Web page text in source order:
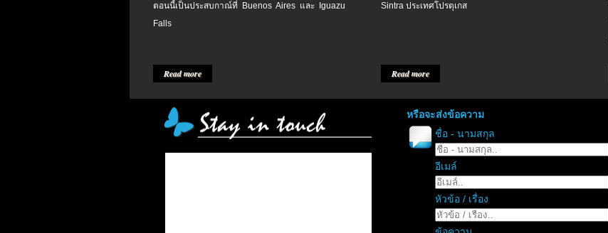
ตอนนี้เป็นประสบกาณ์ที่ Buenos Aires และ Iguazu
Falls
Read more
Sintra ประเทศโปรตุเกส
Read more
หรือจะส่งข้อความ
ชื่อ - นามสกุล
อีเมล์
หัวข้อ / เรื่อง